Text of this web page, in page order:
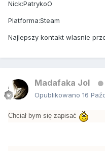
Nick:PatrykoO
Platforma:Steam
Najlepszy kontakt wlasnie
Madafaka Jol
Opublikowano 16
Chciał bym się zapisać